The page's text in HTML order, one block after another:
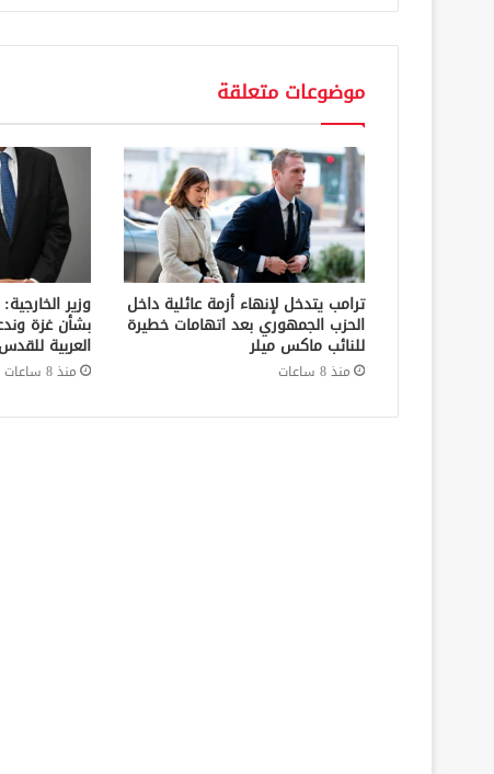
موضوعات متعلقة
ترامب يتدخل لإنهاء أزمة عائلية داخل
الحزب الجمهوري بعد اتهامات خطيرة
للنائب ماكس ميلر
منذ 8 ساعات
وزير
بشأن غزة
العربية
منذ 8 ساعات